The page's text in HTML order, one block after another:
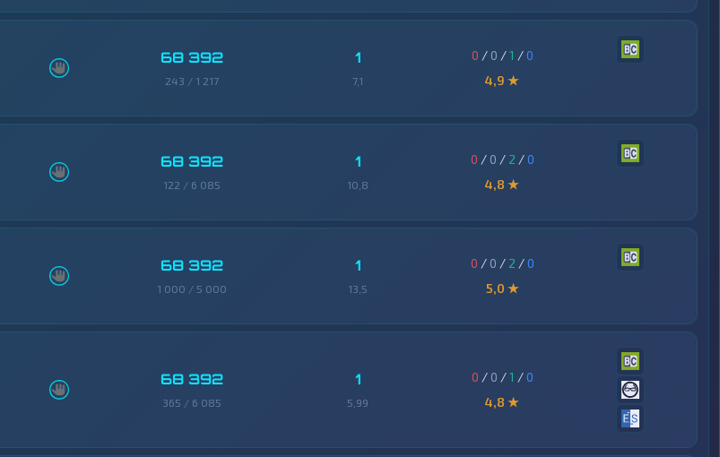
68 392
243 / 1 217
1
7,1
0 / 0 /1 /0
4,9 ★
68 392
122 / 6 085
1
10,8
0 / 0 / 2 /0
4,8 ★
68 392
1 000 / 5 000
1
13,5
0 / 0 / 2 /0
5,0 ★
68 392
365 / 6 085
1
5,99
0 / 0 /1 /0
4,8 ★